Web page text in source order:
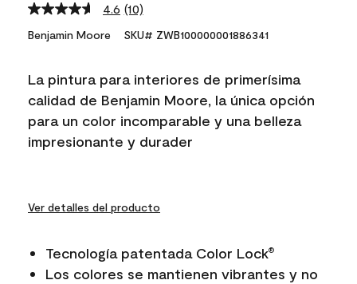
4.6 Read
10
Reviews.
link.
(10)
Benjamin Moore SKU# ZWB100000001886341
La pintura para interiores de primerísima
calidad de Benjamin Moore, la única opción
para un color incomparable y una belleza
impresionante y durader
Ver detalles del producto
Tecnología patentada Color Lock®
Los colores se mantienen vibrantes y no